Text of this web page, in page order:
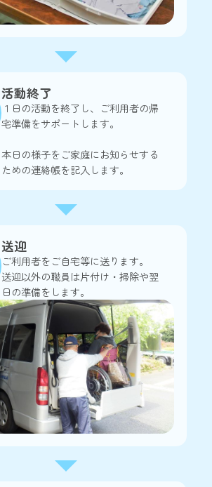
活動終了
１日の活動を終了し、ご利用者の帰
宅準備をサポートします。
本日の様子をご家庭にお知らせする
ための連絡帳を記入します。
送迎
ご利用者をご自宅等に送ります。
送迎以外の職員は片付け・掃除や翌
日の準備をします。